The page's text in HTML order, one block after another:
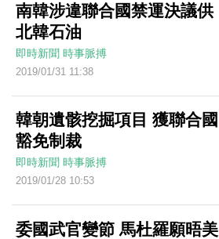
南韓涉違聯合國禁運決議供
北韓石油
即時新聞 時事脈搏
2019/01/31 11:38
韓朝遺骸挖掘項目 獲聯合國
豁免制裁
即時新聞 時事脈搏
2019/01/28 10:53
委國武官變節 馬杜羅願晤美